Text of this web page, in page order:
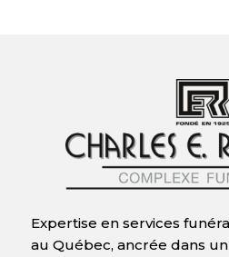
Expertise en services
au Québec, ancrée dans